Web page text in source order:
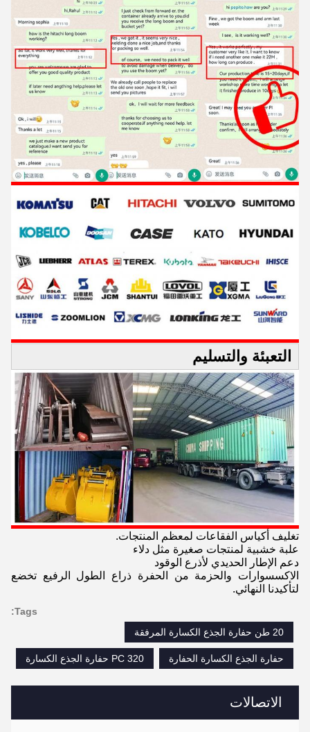
الاتصالات
التعبئة والتسليم
تغليف أكياس الفقاعات لمعظم المنتجات.
علبة خشبية لمنتجات صغيرة مثل دلاء
دعم الإطار الحديدي لأذرع الوقود
الاكسسوارات والحزمة من الحفرة ذراع الطول الرفيع تخضع
لتأكيدنا النهائي.
Tags:
20 طن حفارة الجذع الكسارة المرفقة
حفارة الجذع الكسارة الحفارة PC 320 حفارة الجذع الكسارة